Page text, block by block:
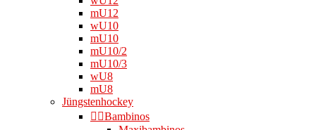
mU12
wU10
mU10
mU10/2
mU10/3
wU8
mU8
Jüngstenhockey
👉🏻Bambinos